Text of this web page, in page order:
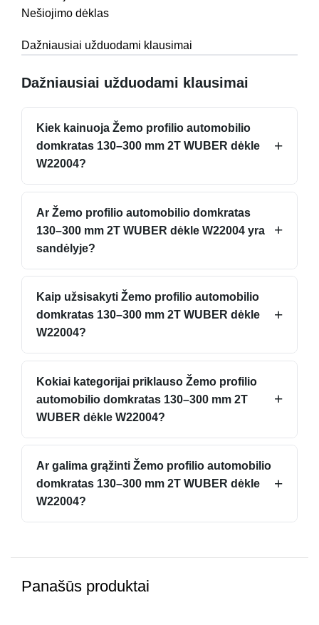
Nešiojimo dėklas
Dažniausiai užduodami klausimai
Dažniausiai užduodami klausimai
Kiek kainuoja Žemo profilio automobilio
domkratas 130–300 mm 2T WUBER dėkle
W22004?
+
Ar Žemo profilio automobilio domkratas
130–300 mm 2T WUBER dėkle W22004 yra
sandėlyje?
+
Kaip užsisakyti Žemo profilio automobilio
domkratas 130–300 mm 2T WUBER dėkle
W22004?
+
Kokiai kategorijai priklauso Žemo profilio
automobilio domkratas 130–300 mm 2T
WUBER dėkle W22004?
+
Ar galima grąžinti Žemo profilio automobilio
domkratas 130–300 mm 2T WUBER dėkle
W22004?
+
Panašūs produktai